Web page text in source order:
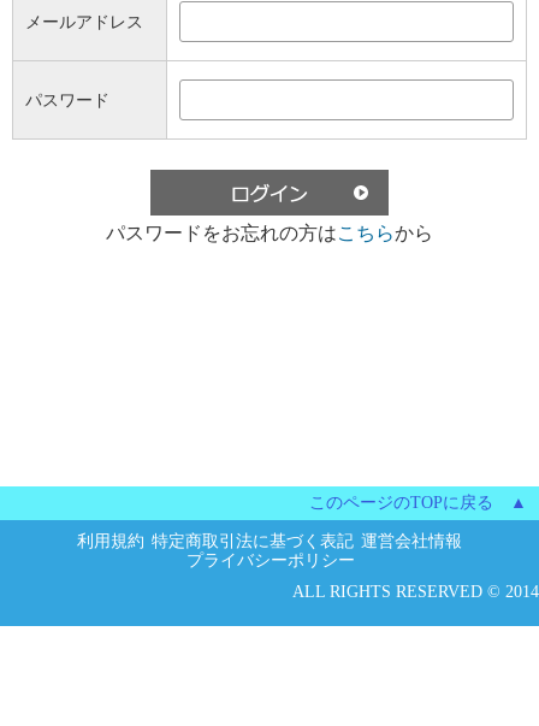
メールアドレス
パスワード
パスワードをお忘れの方はこちらから
このページのTOPに戻る ▲
利用規約 特定商取引法に基づく表記 運営会社情報
プライバシーポリシー
ALL RIGHTS RESERVED © 2014